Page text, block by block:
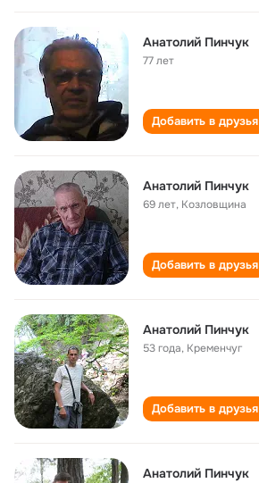
Анатолий Пинчук
77 лет
Добавить в друзья
Анатолий Пинчук
69 лет, Козловщина
Добавить в друзья
Анатолий Пинчук
53 года, Кременчуг
Добавить в друзья
Анатолий Пинчук